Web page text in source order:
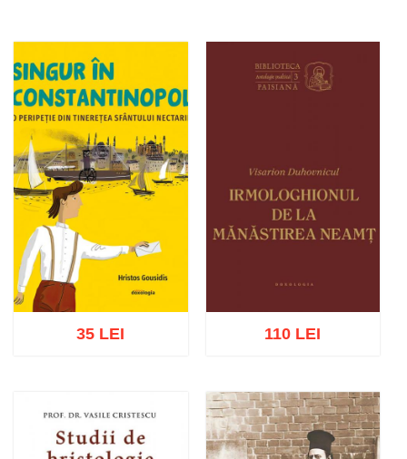
Adaugă în coș Wishlist
35 LEI
Adaugă în coș Wishlist
110 LEI